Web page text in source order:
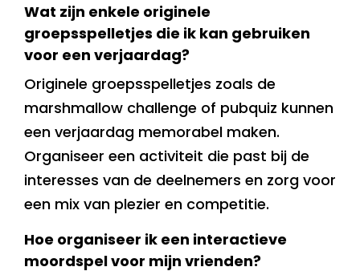
Wat zijn enkele originele
groepsspelletjes die ik kan gebruiken
voor een verjaardag?
Originele groepsspelletjes zoals de
marshmallow challenge of pubquiz kunnen
een verjaardag memorabel maken.
Organiseer een activiteit die past bij de
interesses van de deelnemers en zorg voor
een mix van plezier en competitie.
Hoe organiseer ik een interactieve
moordspel voor mijn vrienden?